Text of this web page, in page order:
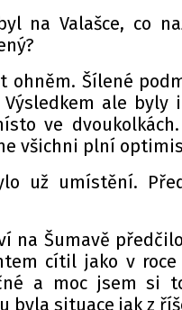
na Valašce, co
ohněm. Šílené
ale byly
ve
všichni plní
už umístění.
na Šumavě
cítil jako v
a moc jsem si
byla situace jak z